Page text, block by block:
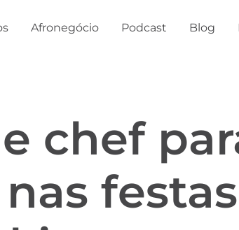
Afronegócio Podcast Blog
chef